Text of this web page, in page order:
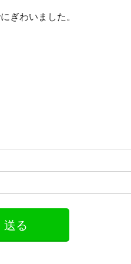
ぎわいました。
送る